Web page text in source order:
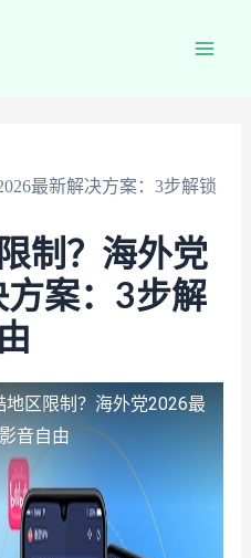
最新解决方案：3步解锁
制？海外党
案：3步解
地区限制？海外党2026最
音自由